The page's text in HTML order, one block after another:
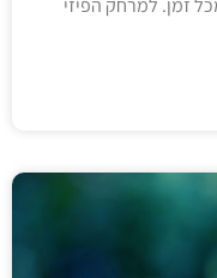
זמן. למרחק הפיזי